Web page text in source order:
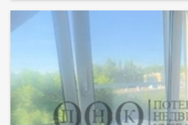
общественному транспорту. Квартира
центры, университеты, школы и
необходимое для комфортной жизни.
ремонт, готовый к заселению.
дверь, светлая комната с большим
планировки — отсутствие соседей за